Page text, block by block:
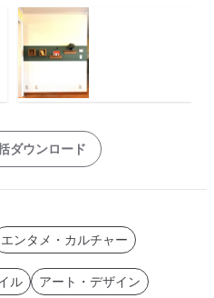
ダウンロード
エンタメ・カルチャー
ル アート・デザイン